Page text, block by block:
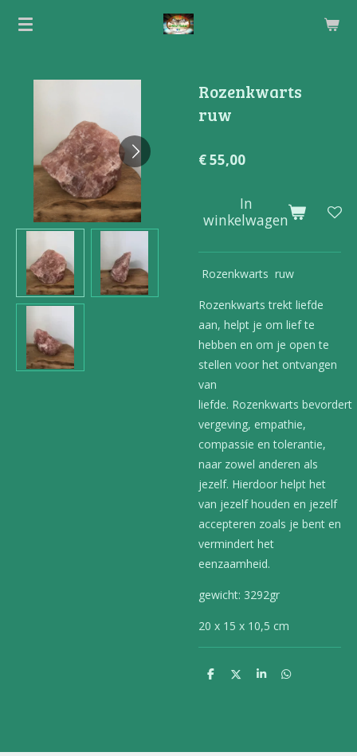
Ga
Rozenkwarts
ruw
€ 55,00
In
winkelwagen
Rozenkwarts ruw
Rozenkwarts trekt liefde
aan, helpt je om lief te
hebben en om je open te
stellen voor het ontvangen
van
liefde. Rozenkwarts bevordert
vergeving, empathie,
compassie en tolerantie,
naar zowel anderen als
jezelf. Hierdoor helpt het
van jezelf houden en jezelf
accepteren zoals je bent en
vermindert het
eenzaamheid.
gewicht: 3292gr
20 x 15 x 10,5 cm
D
D
S
D